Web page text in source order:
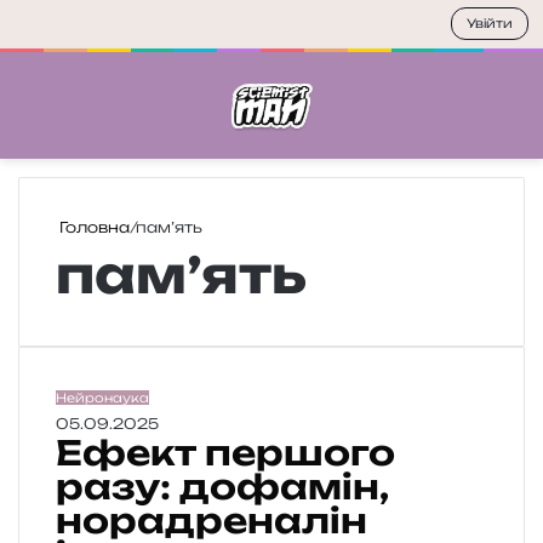
Головна/пам’ять
пам’ять
Е
ф
е
т
п
Нейронаука
05.09.2025
Ефект першого
разу: дофамін,
норадреналін
Увійти